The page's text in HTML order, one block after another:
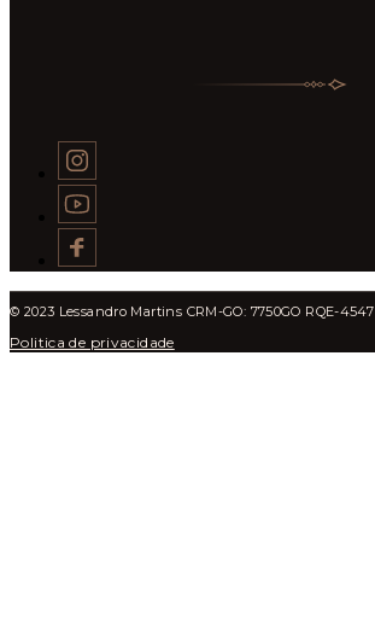
© 2023 Lessandro Martins CRM-GO: 7750GO RQE-4547
Politica de privacidade